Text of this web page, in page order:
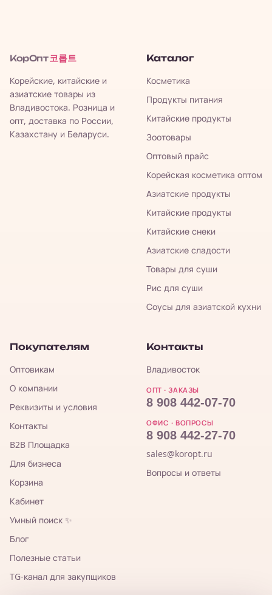
КорОпт 코롭트
Корейские, китайские и
азиатские товары из
Владивостока. Розница и
опт, доставка по России,
Казахстану и Беларуси.
Каталог
Косметика
Продукты питания
Китайские продукты
Зоотовары
Оптовый прайс
Корейская косметика оптом
Азиатские продукты
Китайские продукты
Китайские снеки
Азиатские сладости
Товары для суши
Рис для суши
Соусы для азиатской кухни
Покупателям
Оптовикам
О компании
Реквизиты и условия
Контакты
B2B Площадка
Для бизнеса
Корзина
Кабинет
Умный поиск ✨
Блог
Полезные статьи
TG-канал для закупщиков
Контакты
Владивосток
ОПТ · ЗАКАЗЫ
8 908 442-07-70
ОФИС · ВОПРОСЫ
8 908 442-27-70
sales@koropt.ru
Вопросы и ответы